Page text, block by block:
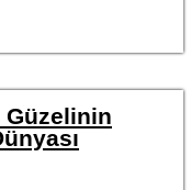
Güzelinin